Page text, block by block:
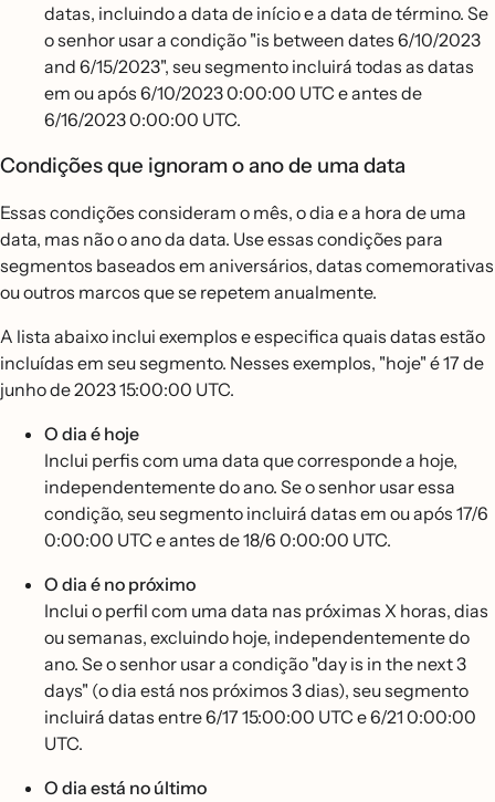
datas, incluindo a data de início e a data de término. Se
o senhor usar a condição "is between dates 6/10/2023
and 6/15/2023", seu segmento incluirá todas as datas
em ou após 6/10/2023 0:00:00 UTC e antes de
6/16/2023 0:00:00 UTC.
Condições que ignoram o ano de uma data
Essas condições consideram o mês, o dia e a hora de uma
data, mas não o ano da data. Use essas condições para
segmentos baseados em aniversários, datas comemorativas
ou outros marcos que se repetem anualmente.
A lista abaixo inclui exemplos e especifica quais datas estão
incluídas em seu segmento. Nesses exemplos, "hoje" é 17 de
junho de 2023 15:00:00 UTC.
O dia é hoje
Inclui perfis com uma data que corresponde a hoje,
independentemente do ano. Se o senhor usar essa
condição, seu segmento incluirá datas em ou após 17/6
0:00:00 UTC e antes de 18/6 0:00:00 UTC.
O dia é no próximo
Inclui o perfil com uma data nas próximas X horas, dias
ou semanas, excluindo hoje, independentemente do
ano. Se o senhor usar a condição "day is in the next 3
days" (o dia está nos próximos 3 dias), seu segmento
incluirá datas entre 6/17 15:00:00 UTC e 6/21 0:00:00
UTC.
O dia está no último